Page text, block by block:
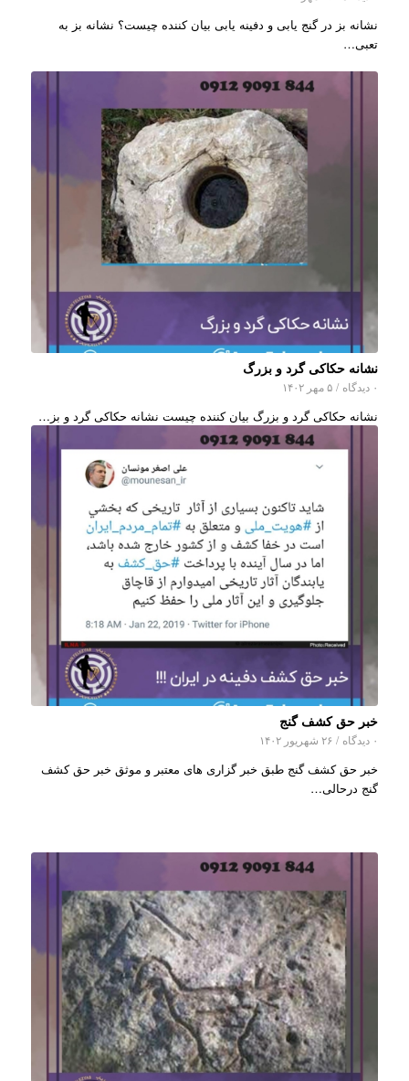
نشانه بز در گنج یابی و دفینه یابی بیان کننده چیست؟ نشانه بز به
تعبی…
نشانه حکاکی گرد و بزرگ
۰ دیدگاه / ۵ مهر ۱۴۰۲
نشانه حکاکی گرد و بزرگ بیان کننده چیست نشانه حکاکی گرد و بز…
خبر حق کشف گنج
۰ دیدگاه / ۲۶ شهریور ۱۴۰۲
خبر حق کشف گنج طبق خبر گزاری های معتبر و موثق خبر حق کشف
گنج درحالی…